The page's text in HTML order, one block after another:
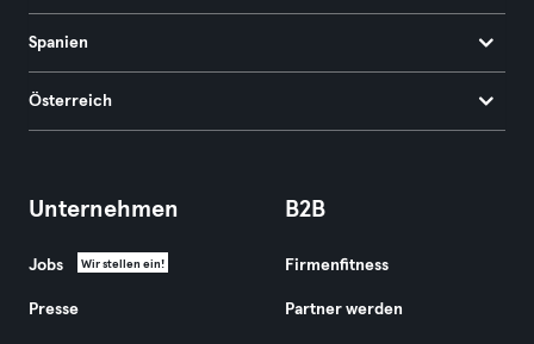
Spanien
Österreich
Unternehmen
Jobs Wir stellen ein!
Presse
B2B
Firmenfitness
Partner werden